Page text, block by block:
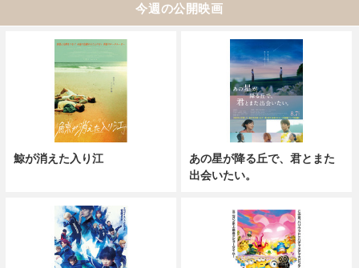
今週の公開映画
鯨が消えた入り江
あの星が降る丘で、君とまた
出会いたい。